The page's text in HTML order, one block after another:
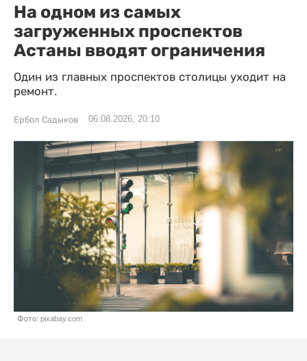
На одном из самых
загруженных проспектов
Астаны вводят ограничения
Один из главных проспектов столицы уходит на
ремонт.
Ербол Садыков 06.08.2026, 20:10
Фото: pixabay.com